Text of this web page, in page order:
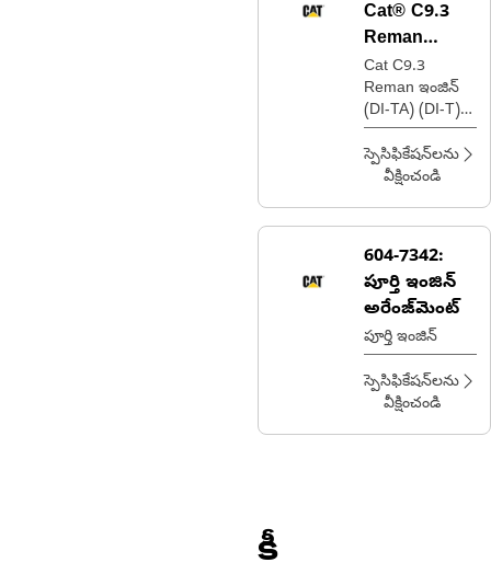
Cat® C9.3
Reman
ఇంజిన్
Cat C9.3
Reman ఇంజిన్
(DI-TA) (DI-T)
(ATAAC) (MEUI)
(టైయర్ 4)
స్పెసిఫికేషన్‌లను
వీక్షించండి
604-7342:
పూర్తి ఇంజిన్
అరేంజ్‌మెంట్
పూర్తి ఇంజిన్
స్పెసిఫికేషన్‌లను
వీక్షించండి
కీ